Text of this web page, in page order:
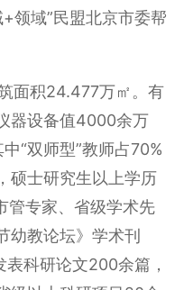
领域”民盟北京市委帮
面积24.477万㎡。有
器设备值4000余万
“双师型”教师占70%
硕士研究生以上学历
管专家、省级学术先
幼教论坛》学术刊
科研论文200余篇，